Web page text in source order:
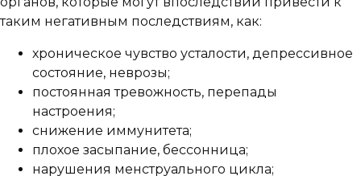
таким негативным последствиям, как:
хроническое чувство усталости, депрессивное
состояние, неврозы;
постоянная тревожность, перепады
настроения;
снижение иммунитета;
плохое засыпание, бессонница;
нарушения менструального цикла;